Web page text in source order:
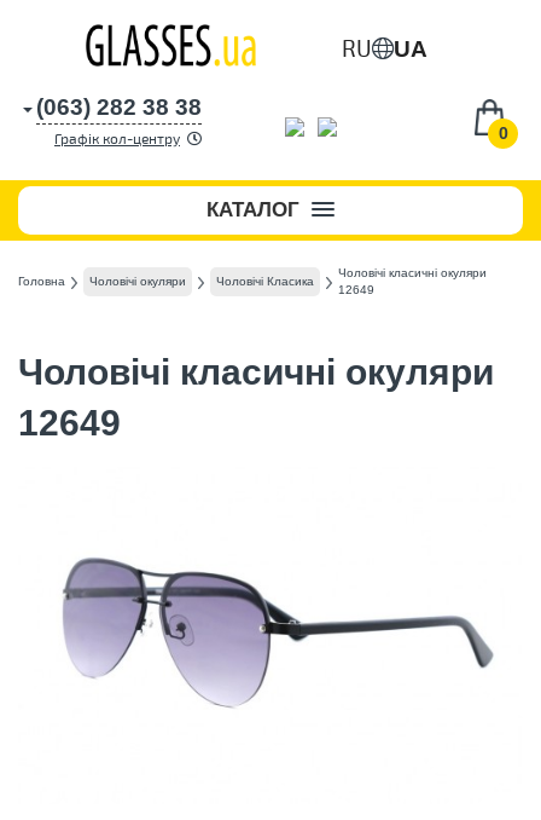
RU UA
0
(063) 282 38 38
Графік кол-центру
КАТАЛОГ
Головна Чоловічі окуляри Чоловічі Класика
Чоловічі класичні окуляри
12649
Чоловічі класичні окуляри
12649